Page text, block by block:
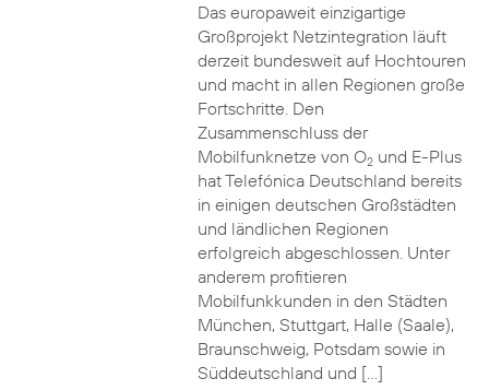
Das europaweit einzigartige
Großprojekt Netzintegration läuft
derzeit bundesweit auf Hochtouren
und macht in allen Regionen große
Fortschritte. Den
Zusammenschluss der
Mobilfunknetze von O2und E-Plus
hat Telefónica Deutschland bereits
in einigen deutschen Großstädten
und ländlichen Regionen
erfolgreich abgeschlossen. Unter
anderem profitieren
Mobilfunkkunden in den Städten
München, Stuttgart, Halle (Saale),
Braunschweig, Potsdam sowie in
Süddeutschland und […]